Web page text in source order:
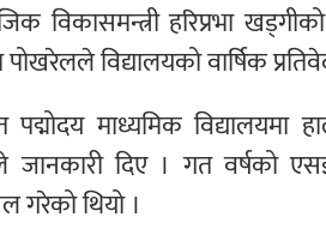
विकासमन्त्री हरिप्रभा
पोखरेलले विद्यालयको वार्षिक
माध्यमिक विद्यालयमा
जानकारी दिए । गत वर्षको
गरेको थियो ।